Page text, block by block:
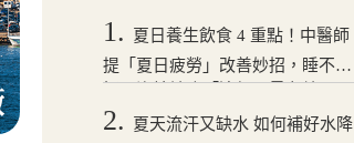
1.
夏日養生飲食 4 重點！中醫師
提「夏日疲勞」改善妙招，睡不
2.
夏天流汗又缺水 如何補好水降